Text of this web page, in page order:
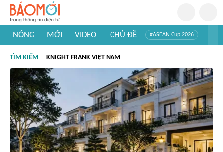
NÓNG MỚI VIDEO CHỦ ĐỀ #ASEAN Cup 2026
#Khám phá thế giới
TÌM KIẾM KNIGHT FRANK VIỆT NAM